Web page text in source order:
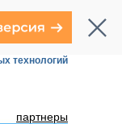
технологий
партнеры